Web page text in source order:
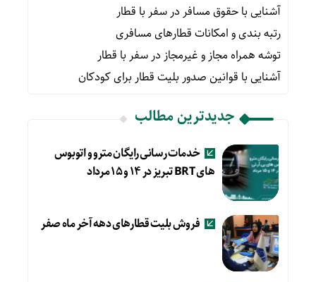
آشنایی با حقوق مسافر در سفر با قطار
رتبه بندی و امکانات قطارهای مسافری
توشه همراه مجاز و غیرمجاز در سفر با قطار
آشنایی با قوانین صدور بلیت قطار برای کودکان
جدیدترین مطالب
خدمات رسانی رایگان مترو و اتوبوس
های BRT تبریز در ۱۴ و ۱۵ مرداد
فروش بلیت قطارهای دهه آخر ماه صفر